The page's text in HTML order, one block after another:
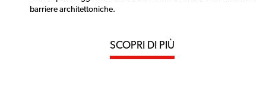
wi-fi e parcheggi. Passo carraio livello strada e mancanza di
SCOPRI DI PIÙ